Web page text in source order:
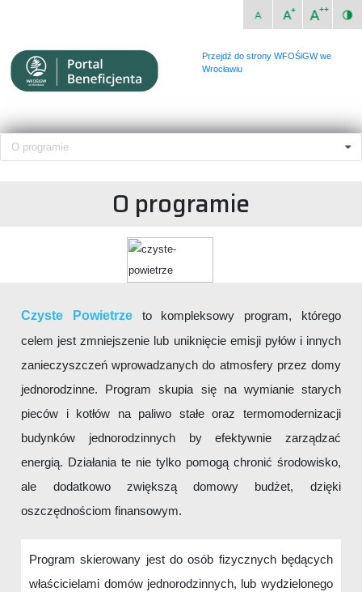
Przejdź do strony WFOŚiGW we
Wrocławiu
O programie
O programie
Czyste Powietrzeto kompleksowy program, którego
celem jest zmniejszenie lub uniknięcie emisji pyłów i innych
zanieczyszczeń wprowadzanych do atmosfery przez domy
jednorodzinne. Program skupia się na wymianie starych
pieców i kotłów na paliwo stałe oraz termomodernizacji
budynków jednorodzinnych by efektywnie zarządzać
energią. Działania te nie tylko pomogą chronić środowisko,
ale dodatkowo zwiększą domowy budżet, dzięki
oszczędnościom finansowym.
Program skierowany jest do osób fizycznych będących
właścicielami domów jednorodzinnych, lub wydzielonego